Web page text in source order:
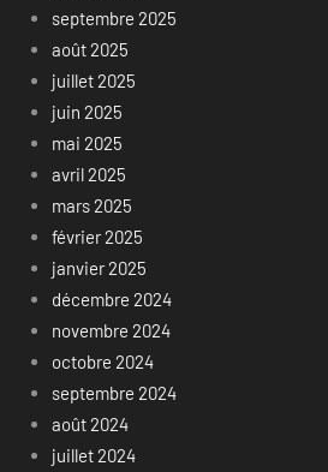
septembre 2025
août 2025
juillet 2025
juin 2025
mai 2025
avril 2025
mars 2025
février 2025
janvier 2025
décembre 2024
novembre 2024
octobre 2024
septembre 2024
août 2024
juillet 2024